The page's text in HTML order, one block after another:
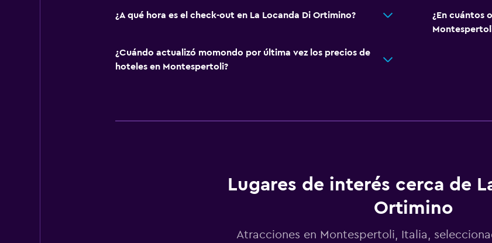
¿A qué hora es el check-out en La Locanda Di Ortimino?
¿En cuántos
¿Cuándo actualizó momondo por última vez los precios de
hoteles en Montespertoli?
Lugares de interés cerca de
Ortimino
Atracciones en Montespertoli, Italia,